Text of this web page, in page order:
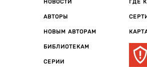
НОВОСТИ
АВТОРЫ
НОВЫМ АВТОРАМ
БИБЛИОТЕКАМ
СЕРИИ
ГДЕ